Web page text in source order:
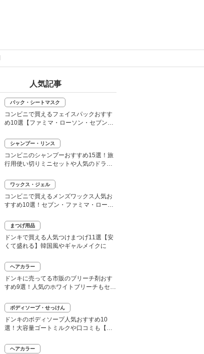
人気記事
パック・シートマスク
コンビニで買えるフェイスパックおすす
め10選【ファミマ・ローソン・セブン】
シャンプー・リンス
コンビニのシャンプーおすすめ15選！旅
行用使い切りミニセットや人気のドライ
ワックス・ジェル
コンビニで買えるメンズワックス人気お
すすめ10選！セブン・ファミマ・ローソ
まつげ用品
ドンキで買える人気つけまつげ11選【安
くて盛れる】韓国風やギャルメイクに
ヘアカラー
ドンキに売ってる市販のブリーチ剤おす
すめ9選！人気のホワイトブリーチもセル
ボディソープ・せっけん
ドンキのボディソープ人気おすすめ10
選！大容量ゴートミルクや口コミも【い
ヘアカラー